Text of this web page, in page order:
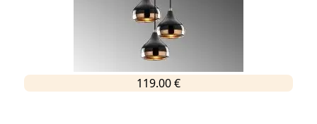
119.00 €